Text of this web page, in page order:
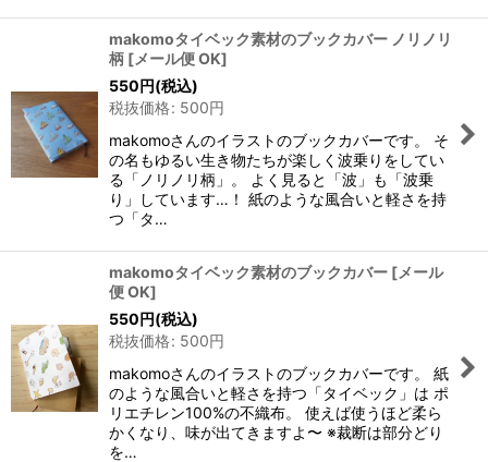
makomoタイベック素材のブックカバー ノリノリ
柄 [メール便 OK]
550円(税込)
税抜価格: 500円
makomoさんのイラストのブックカバーです。 そ
の名もゆるい生き物たちが楽しく波乗りをしてい
る「ノリノリ柄」。 よく見ると「波」も「波乗
り」しています…！ 紙のような風合いと軽さを持
つ「タ…
makomoタイベック素材のブックカバー [メール
便 OK]
550円(税込)
税抜価格: 500円
makomoさんのイラストのブックカバーです。 紙
のような風合いと軽さを持つ「タイベック」は ポ
リエチレン100%の不織布。 使えば使うほど柔ら
かくなり、味が出てきますよ〜 ※裁断は部分どり
を…